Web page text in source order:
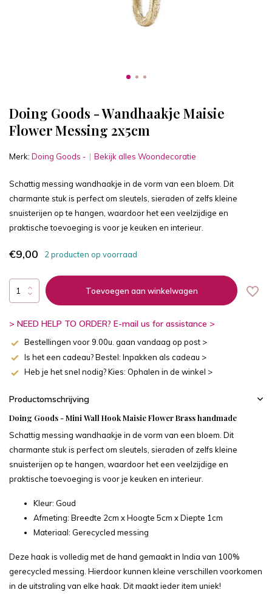
Doing Goods - Wandhaakje Maisie
Flower Messing 2x5cm
Merk: Doing Goods - Bekijk alles Woondecoratie
Schattig messing wandhaakje in de vorm van een bloem. Dit
charmante stuk is perfect om sleutels, sieraden of zelfs kleine
snuisterijen op te hangen, waardoor het een veelzijdige en
praktische toevoeging is voor je keuken en interieur.
€9,00 2 producten op voorraad
Toevoegen aan winkelwagen
> NEED HELP TO ORDER? E-mail us for assistance >
Bestellingen voor 9.00u. gaan vandaag op post >
Is het een cadeau? Bestel: Inpakken als cadeau >
Heb je het snel nodig? Kies: Ophalen in de winkel >
Productomschrijving
Doing Goods - Mini Wall Hook Maisie Flower Brass handmade
Schattig messing wandhaakje in de vorm van een bloem. Dit
charmante stuk is perfect om sleutels, sieraden of zelfs kleine
snuisterijen op te hangen, waardoor het een veelzijdige en
praktische toevoeging is voor je keuken en interieur.
Kleur: Goud
Afmeting: Breedte 2cm x Hoogte 5cm x Diepte 1cm
Materiaal: Gerecycled messing
Deze haak is volledig met de hand gemaakt in India van 100%
gerecycled messing. Hierdoor kunnen kleine verschillen voorkomen
in de uitstraling van elke haak. Dit maakt ieder item uniek!